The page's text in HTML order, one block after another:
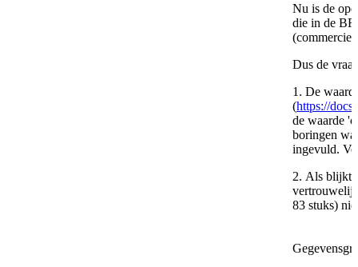
Nu is de
die in de
Dus de
1. De
(https://
de waarde
boringen
ingevuld.
2. Als blijkt
83 stuks)